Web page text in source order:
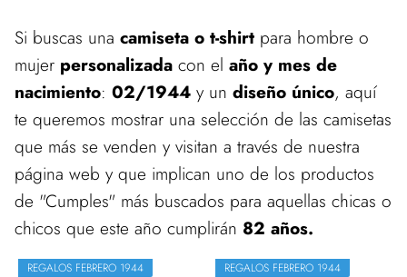
Si buscas una camiseta o t-shirt para hombre o
mujer personalizada con el año y mes de
nacimiento: 02/1944 y un diseño único, aquí
te queremos mostrar una selección de las camisetas
que más se venden y visitan a través de nuestra
página web y que implican uno de los productos
de "Cumples" más buscados para aquellas chicas o
chicos que este año cumplirán 82 años.
REGALOS FEBRERO 1944 REGALOS FEBRERO 1944